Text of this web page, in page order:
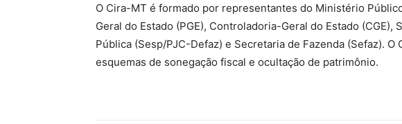
O Cira-MT é formado por representantes do Ministério
Geral do Estado (PGE), Controladoria-Geral do Estado (CGE),
Pública (Sesp/PJC-Defaz) e Secretaria de Fazenda (Sefaz). O
esquemas de sonegação fiscal e ocultação de patrimônio.